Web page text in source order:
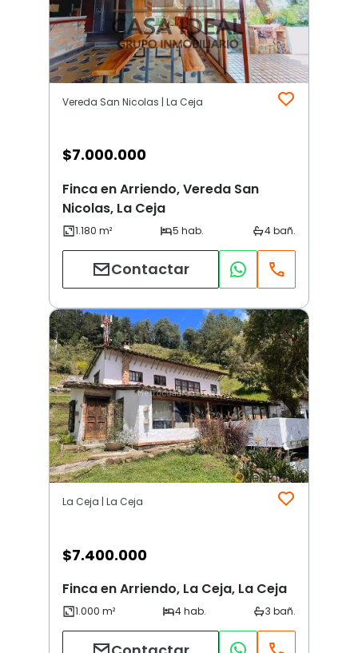
Vereda San Nicolas | La Ceja
$7.000.000
Finca en Arriendo, Vereda San
Nicolas, La Ceja
Contactar
La Ceja | La Ceja
$7.400.000
Finca en Arriendo, La Ceja, La Ceja